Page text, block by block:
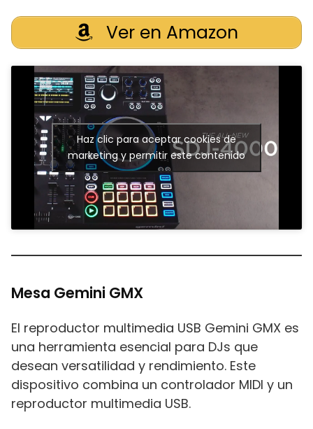
Ver en Amazon
Haz clic para aceptar cookies de
marketing y permitir este contenido
Mesa Gemini GMX
El reproductor multimedia USB Gemini GMX es
una herramienta esencial para DJs que
desean versatilidad y rendimiento. Este
dispositivo combina un controlador MIDI y un
reproductor multimedia USB.